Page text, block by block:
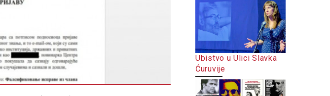
Ubistvo u Ulici Slavka
Ćuruvije